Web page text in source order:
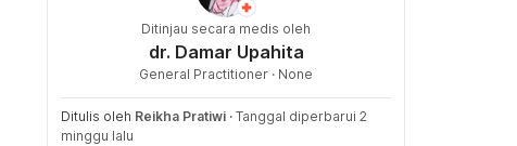
Ditinjau secara medis oleh
dr. Damar Upahita
General Practitioner · None
Ditulis oleh Reikha Pratiwi · Tanggal diperbarui 2
minggu lalu